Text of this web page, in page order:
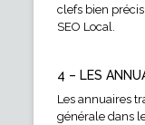
clefs bien
SEO Local.
4 – LES
Les annuaires
générale dans